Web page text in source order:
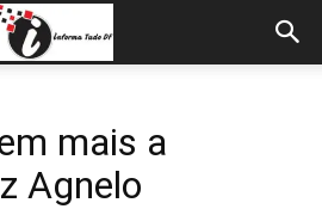
mais a
Agnelo